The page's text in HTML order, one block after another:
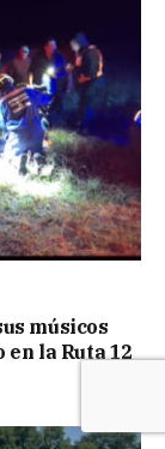
músicos
la Ruta 12